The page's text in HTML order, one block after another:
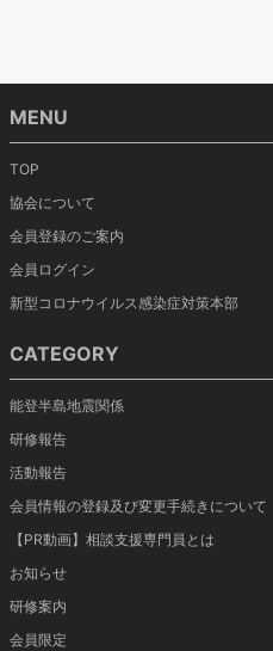
MENU
TOP
協会について
会員登録のご案内
会員ログイン
新型コロナウイルス感染症対策本部
CATEGORY
能登半島地震関係
研修報告
活動報告
会員情報の登録及び変更手続きについて
【PR動画】相談支援専門員とは
お知らせ
研修案内
会員限定